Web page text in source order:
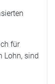
für
Lohn, sind